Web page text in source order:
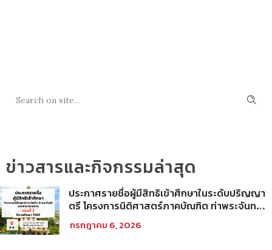
ข่าวสารและกิจกรรมล่าสุด
ประกาศรายชื่อผู้มีสิทธิเข้าศึกษาในระดับปริญญา
ตรี โครงการนิติศาสตร์ภาคบัณฑิต ท่าพระจันทร์
ศึกษา 2569 รอบที่ 2
กรกฎาคม 6, 2026